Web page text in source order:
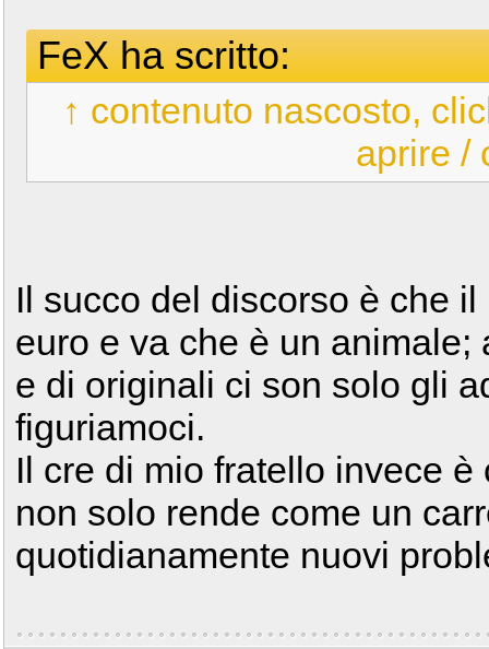
FeX ha scritto:
↑ contenuto nascosto,
aprire /
Il succo del discorso è che
euro e va che è un
e di originali ci son solo gli
figuriamoci.
Il cre di mio fratello invece
non solo rende come un
quotidianamente nuovi